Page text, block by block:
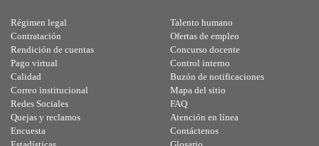
Régimen legal
Contratación
Rendición de cuentas
Pago virtual
Calidad
Talento humano
Ofertas de empleo
Concurso docente
Control interno
Buzón de notificaciones
Correo institucional
Redes Sociales
Quejas y reclamos
Encuesta
Mapa del sitio
FAQ
Atención en línea
Contáctenos